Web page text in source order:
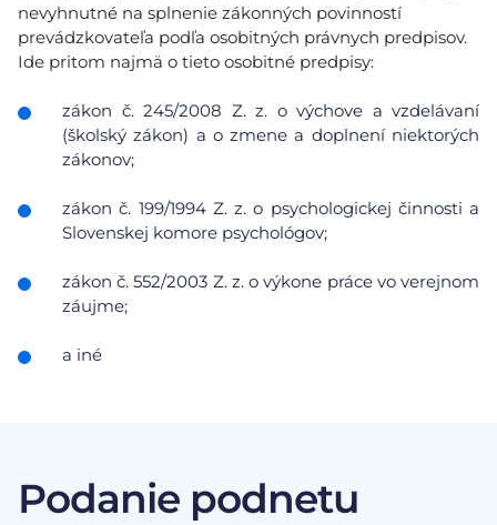
nevyhnutné na splnenie zákonných povinností
prevádzkovateľa podľa osobitných právnych predpisov.
Ide pritom najmä o tieto osobitné predpisy:
zákon č. 245/2008 Z. z. o výchove a vzdelávaní
(školský zákon) a o zmene a doplnení niektorých
zákonov;
zákon č. 199/1994 Z. z. o psychologickej činnosti a
Slovenskej komore psychológov;
zákon č. 552/2003 Z. z. o výkone práce vo verejnom
záujme;
a iné
Podanie podnetu